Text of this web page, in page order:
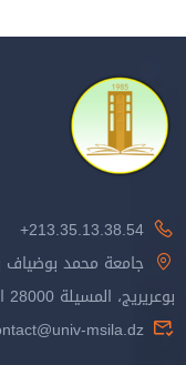
213.35.13.38.54+
جامعة محمد بوضياف
بوعريريج، المسيلة 28000 الجزائر
msila.dz